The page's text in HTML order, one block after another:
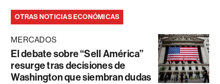
OTRAS NOTICIAS ECONÓMICAS
MERCADOS
El debate sobre “Sell América”
resurge tras decisiones de
Washington que siembran dudas